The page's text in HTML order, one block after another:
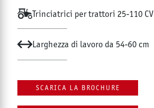
Trinciatrici per trattori 25-110 CV
Larghezza di lavoro da 54-60 cm
SCARICA LA BROCHURE